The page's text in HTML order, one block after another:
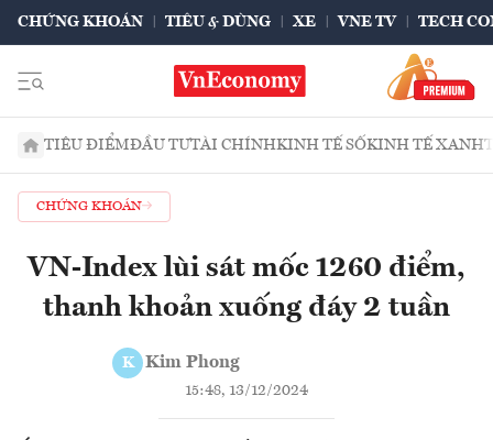
CHỨNG KHOÁN TIÊU & DÙNG XE VNE TV TECH
TIÊU ĐIỂMĐẦU TƯTÀI CHÍNHKINH TẾ SỐKINH TẾ XANH
CHỨNG KHOÁN
VN-Index lùi sát mốc 1260 điểm,
thanh khoản xuống đáy 2 tuần
K Kim Phong
15:48, 13/12/2024